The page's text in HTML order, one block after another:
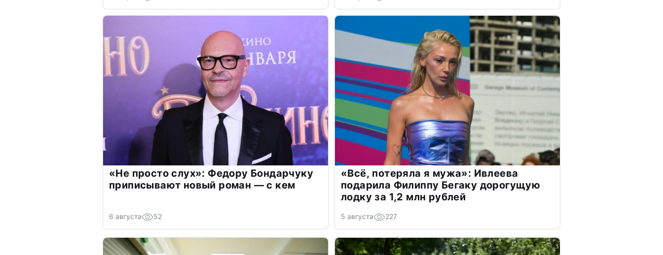
«Не просто слух»: Федору Бондарчуку
приписывают новый роман — с кем
6 августа 52
«Всё, потеряла я мужа»: Ивлеева
подарила Филиппу Бегаку дорогущую
лодку за 1,2 млн рублей
5 августа 227